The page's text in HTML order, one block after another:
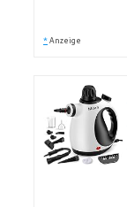
* Anzeige